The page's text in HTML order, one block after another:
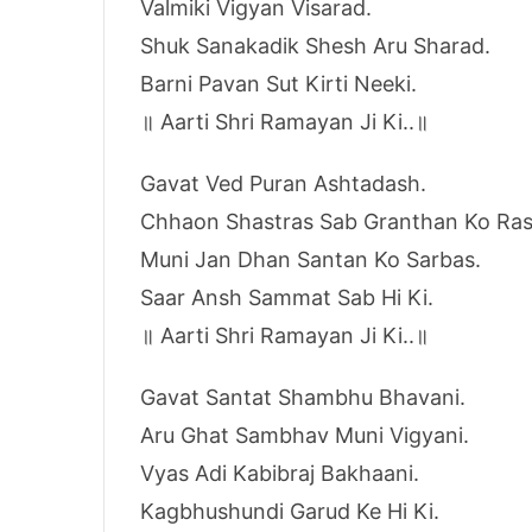
Valmiki Vigyan Visarad.
Shuk Sanakadik Shesh Aru Sharad.
Barni Pavan Sut Kirti Neeki.
॥ Aarti Shri Ramayan Ji Ki..॥
Gavat Ved Puran Ashtadash.
Chhaon Shastras Sab Granthan Ko
Muni Jan Dhan Santan Ko Sarbas.
Saar Ansh Sammat Sab Hi Ki.
॥ Aarti Shri Ramayan Ji Ki..॥
Gavat Santat Shambhu Bhavani.
Aru Ghat Sambhav Muni Vigyani.
Vyas Adi Kabibraj Bakhaani.
Kagbhushundi Garud Ke Hi Ki.